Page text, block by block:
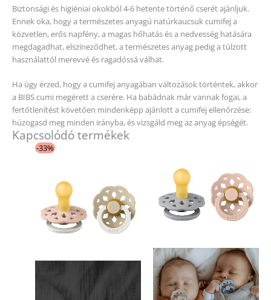
Biztonsági és higiéniai okokból 4-6 hetente történő cserét ajánljuk.
Ennek oka, hogy a természetes anyagú natúrkaucsuk cumifej a
közvetlen, erős napfény, a magas hőhatás és a nedvesség hatására
megdagadhat, elszíneződhet, a természetes anyag pedig a túlzott
használattól merevvé és ragadóssá válhat.
Ha úgy érzed, hogy a cumifej anyagában változások történtek, akkor
a BIBS cumi megérett a cserére. Ha babádnak már vannak fogai, a
fertőtlenítést követően mindenképp ajánlott a cumifej ellenőrzése:
húzogasd meg minden irányba, és vizsgáld meg az anyag épségét.
Kapcsolódó termékek
-33%
több
variációja
van.
A
változatok
termékoldalon
választhatók
terméknek
több
variációja
van.
A
a
ki